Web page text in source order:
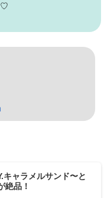
♡
キャラメルサンド〜と
絶品！